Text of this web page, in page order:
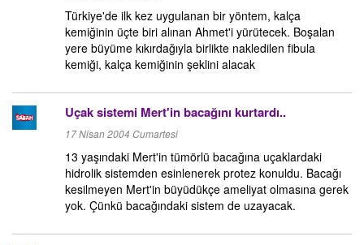
Türkiye'de ilk kez uygulanan bir yöntem, kalça
kemiğinin üçte biri alınan Ahmet'i yürütecek. Boşalan
yere büyüme kıkırdağıyla birlikte nakledilen fibula
kemiği, kalça kemiğinin şeklini alacak
Uçak sistemi Mert'in bacağını kurtardı..
17 Nisan 2004 Cumartesi
13 yaşındaki Mert'in tümörlü bacağına uçaklardaki
hidrolik sistemden esinlenerek protez konuldu. Bacağı
kesilmeyen Mert'in büyüdükçe ameliyat olmasına gerek
yok. Çünkü bacağındaki sistem de uzayacak.